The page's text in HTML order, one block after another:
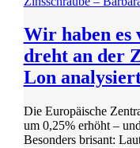
Wir haben es
dreht an der
Lon
Die Europäische
um 0,25% erhöht –
Besonders brisant: